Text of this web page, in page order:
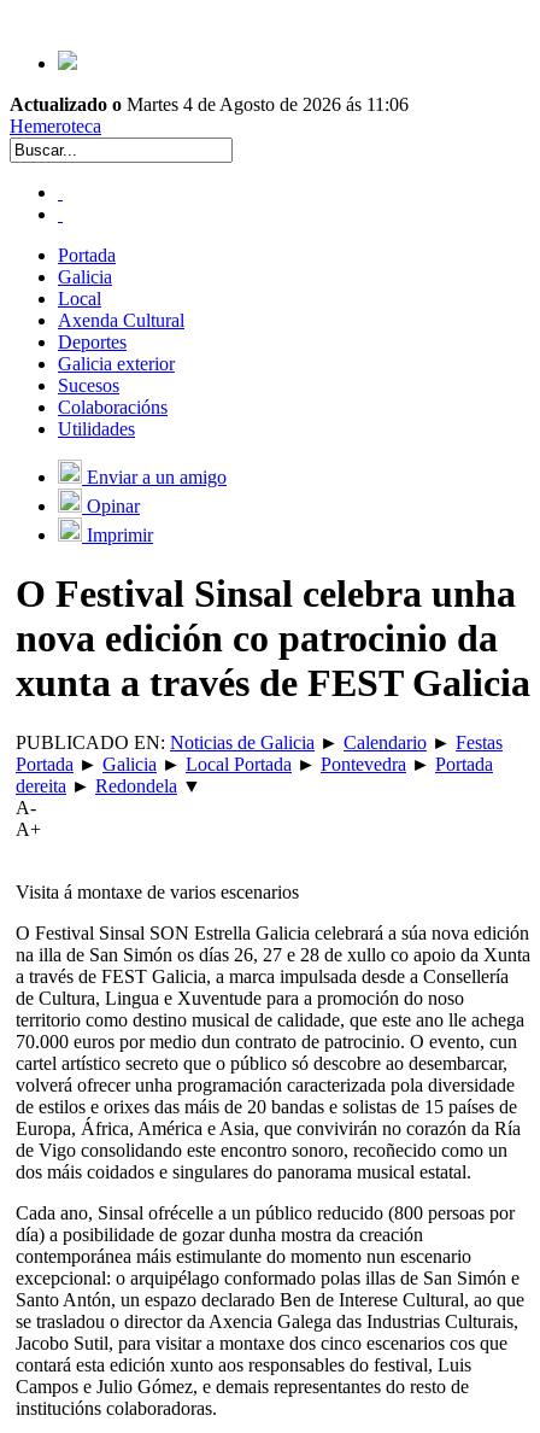
Actualizado o Martes 4 de Agosto de 2026 ás 11:06
Hemeroteca
Portada
Galicia
Local
Axenda Cultural
Deportes
Galicia exterior
Sucesos
Colaboracións
Utilidades
Enviar a un amigo
Opinar
Imprimir
O Festival Sinsal celebra unha
nova edición co patrocinio da
xunta a través de FEST Galicia
PUBLICADO EN: Noticias de Galicia ► Calendario ► Festas
Portada ► Galicia ► Local Portada ► Pontevedra ► Portada
dereita ► Redondela ▼
A-
A+
Visita á montaxe de varios escenarios
O Festival Sinsal SON Estrella Galicia celebrará a súa nova edición
na illa de San Simón os días 26, 27 e 28 de xullo co apoio da Xunta
a través de FEST Galicia, a marca impulsada desde a Consellería
de Cultura, Lingua e Xuventude para a promoción do noso
territorio como destino musical de calidade, que este ano lle achega
70.000 euros por medio dun contrato de patrocinio. O evento, cun
cartel artístico secreto que o público só descobre ao desembarcar,
volverá ofrecer unha programación caracterizada pola diversidade
de estilos e orixes das máis de 20 bandas e solistas de 15 países de
Europa, África, América e Asia, que convivirán no corazón da Ría
de Vigo consolidando este encontro sonoro, recoñecido como un
dos máis coidados e singulares do panorama musical estatal.
Cada ano, Sinsal ofrécelle a un público reducido (800 persoas por
día) a posibilidade de gozar dunha mostra da creación
contemporánea máis estimulante do momento nun escenario
excepcional: o arquipélago conformado polas illas de San Simón e
Santo Antón, un espazo declarado Ben de Interese Cultural, ao que
se trasladou o director da Axencia Galega das Industrias Culturais,
Jacobo Sutil, para visitar a montaxe dos cinco escenarios cos que
contará esta edición xunto aos responsables do festival, Luis
Campos e Julio Gómez, e demais representantes do resto de
institucións colaboradoras.